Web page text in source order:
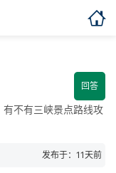

回答
不有三峡景点路线攻
发布于：11天前